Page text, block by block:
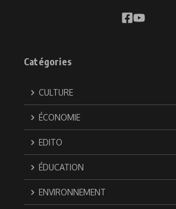
Catégories
CULTURE
ÉCONOMIE
EDITO
ÉDUCATION
ENVIRONNEMENT